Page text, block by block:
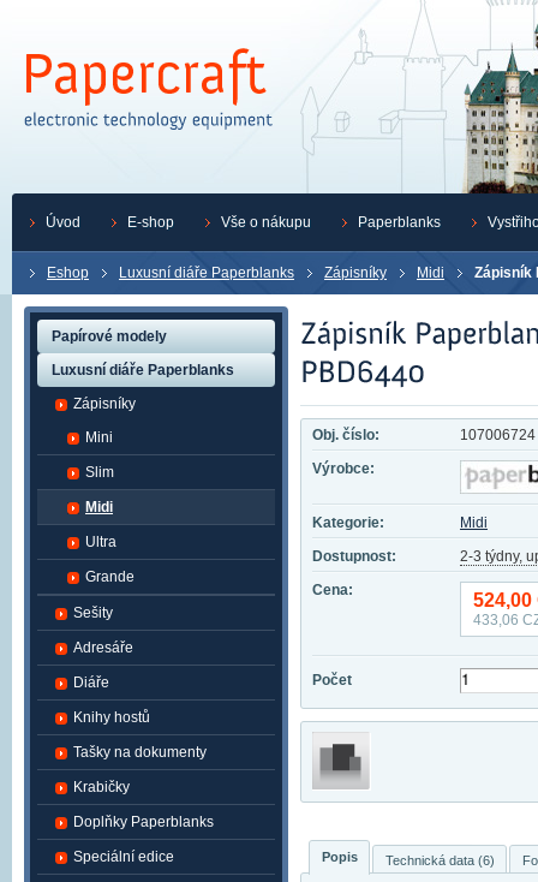
Eshop Luxusní diáře Paperblanks Zápisníky Midi Zápisník
Obj. číslo:
107006724
Výrobce:
Kategorie:
Midi
Dostupnost:
2-3 týdny,
Cena:
524,00
433,06
Počet
Popis Technická data (6)
Papírové modely
Luxusní diáře Paperblanks
Zápisníky
Mini
Slim
Midi
Ultra
Grande
Sešity
Adresáře
Diáře
Knihy hostů
Tašky na dokumenty
Krabičky
Doplňky Paperblanks
Speciální edice
Úvod E-shop Vše o nákupu Paperblanks